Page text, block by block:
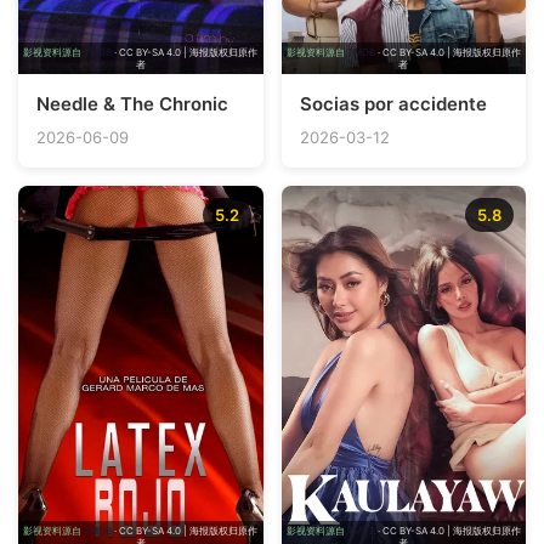
影视资料源自
· CC BY-SA 4.0 | 海报版权归原作
者
Needle & The Chronic
2026-06-09
影视资料源自 TMDB · CC BY-SA 4.0 | 海报版权归原作
者
Socias por accidente
2026-03-12
影视资料源自 TMDB · CC BY-SA 4.0 | 海报版权归原作
5.2
影视资料源自
· CC BY-SA 4.0 | 海报版权归原作
5.8